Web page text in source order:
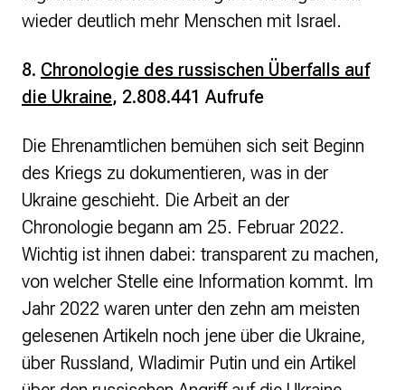
wieder deutlich mehr Menschen mit Israel.
8. Chronologie des russischen Überfalls auf
die Ukraine, 2.808.441 Aufrufe
Die Ehrenamtlichen bemühen sich seit Beginn
des Kriegs zu dokumentieren, was in der
Ukraine geschieht. Die Arbeit an der
Chronologie begann am 25. Februar 2022.
Wichtig ist ihnen dabei: transparent zu machen,
von welcher Stelle eine Information kommt. Im
Jahr 2022 waren unter den zehn am meisten
gelesenen Artikeln noch jene über die Ukraine,
über Russland, Wladimir Putin und ein Artikel